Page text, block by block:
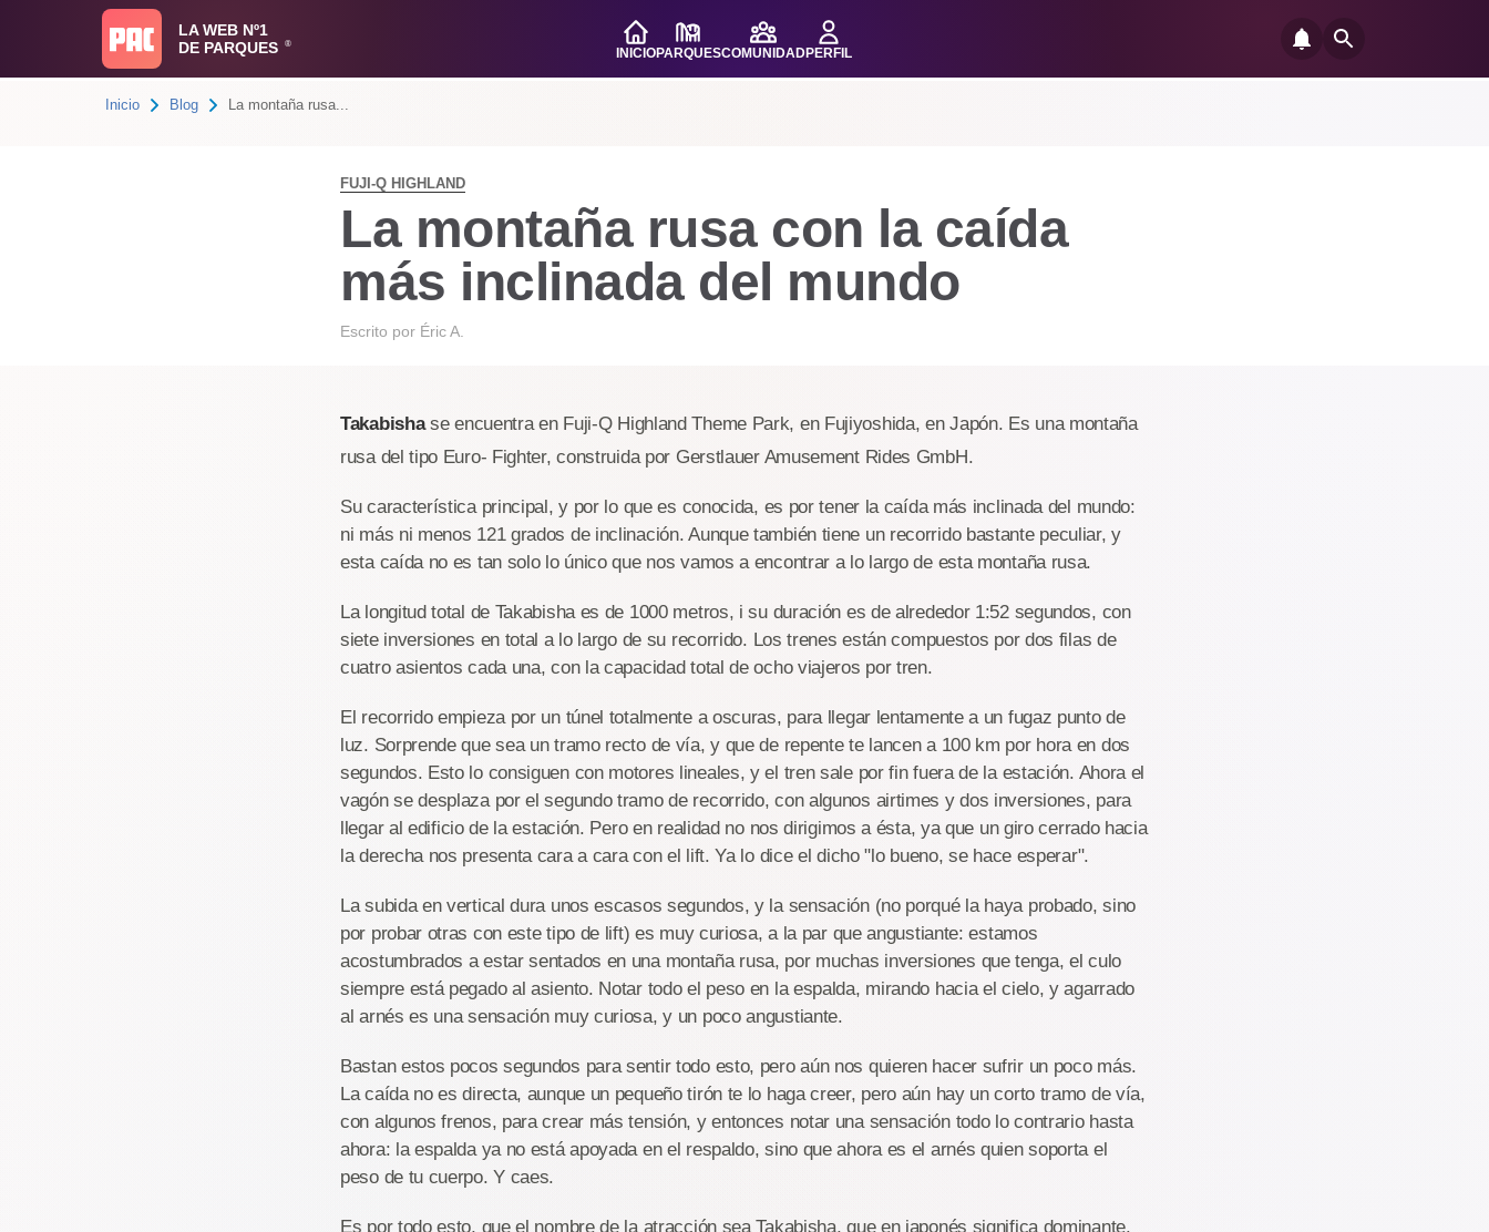
LA WEB Nº1
DE PARQUES
®
INICIOPARQUESCOMUNIDADPERFIL
Inicio Blog La montaña rusa...
FUJI-Q HIGHLAND
La montaña rusa con la caída
más inclinada del mundo
Escrito por Éric A.
Takabishase encuentra en Fuji-Q Highland Theme Park, en Fujiyoshida, en Japón. Es una montaña
rusa del tipo Euro- Fighter, construida por Gerstlauer Amusement Rides GmbH.
Su característica principal, y por lo que es conocida, es por tener la caída más inclinada del mundo:
ni más ni menos 121 grados de inclinación. Aunque también tiene un recorrido bastante peculiar, y
esta caída no es tan solo lo único que nos vamos a encontrar a lo largo de esta montaña rusa.
La longitud total de Takabisha es de 1000 metros, i su duración es de alrededor 1:52 segundos, con
siete inversiones en total a lo largo de su recorrido. Los trenes están compuestos por dos filas de
cuatro asientos cada una, con la capacidad total de ocho viajeros por tren.
El recorrido empieza por un túnel totalmente a oscuras, para llegar lentamente a un fugaz punto de
luz. Sorprende que sea un tramo recto de vía, y que de repente te lancen a 100 km por hora en dos
segundos. Esto lo consiguen con motores lineales, y el tren sale por fin fuera de la estación. Ahora el
vagón se desplaza por el segundo tramo de recorrido, con algunos airtimes y dos inversiones, para
llegar al edificio de la estación. Pero en realidad no nos dirigimos a ésta, ya que un giro cerrado hacia
la derecha nos presenta cara a cara con el lift. Ya lo dice el dicho "lo bueno, se hace esperar".
La subida en vertical dura unos escasos segundos, y la sensación (no porqué la haya probado, sino
por probar otras con este tipo de lift) es muy curiosa, a la par que angustiante: estamos
acostumbrados a estar sentados en una montaña rusa, por muchas inversiones que tenga, el culo
siempre está pegado al asiento. Notar todo el peso en la espalda, mirando hacia el cielo, y agarrado
al arnés es una sensación muy curiosa, y un poco angustiante.
Bastan estos pocos segundos para sentir todo esto, pero aún nos quieren hacer sufrir un poco más.
La caída no es directa, aunque un pequeño tirón te lo haga creer, pero aún hay un corto tramo de vía,
con algunos frenos, para crear más tensión, y entonces notar una sensación todo lo contrario hasta
ahora: la espalda ya no está apoyada en el respaldo, sino que ahora es el arnés quien soporta el
peso de tu cuerpo. Y caes.
Es por todo esto, que el nombre de la atracción sea Takabisha, que en japonés significa dominante.